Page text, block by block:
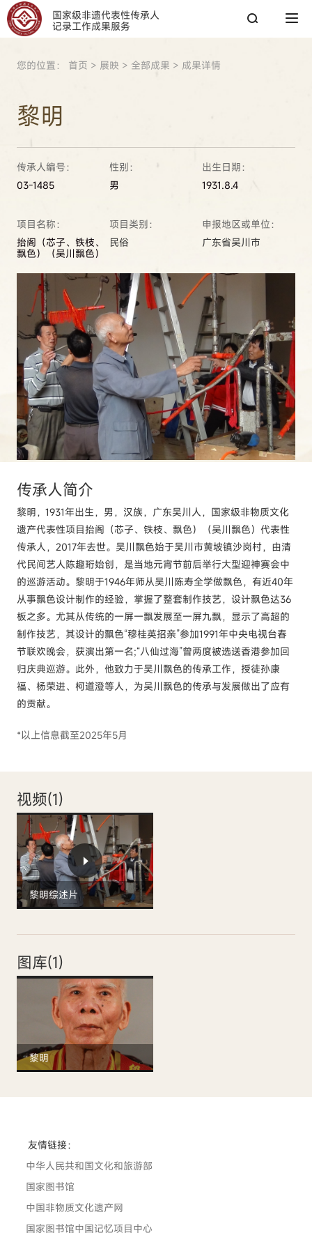
国家级非遗代表性传承人
记录工作成果服务
您的位置： 首页 > 展映 > 全部成果 > 成果详情
黎明
传承人编号：
03-1485
性别：
男
出生日期：
1931.8.4
项目名称：
抬阁（芯子、铁枝、
飘色）（吴川飘色）
项目类别：
民俗
申报地区或单位：
广东省吴川市
传承人简介
黎明，1931年出生，男，汉族，广东吴川人，国家级非物质文化
遗产代表性项目抬阁（芯子、铁枝、飘色）（吴川飘色）代表性
传承人，2017年去世。吴川飘色始于吴川市黄坡镇沙岗村，由清
代民间艺人陈趣珩始创，是当地元宵节前后举行大型迎神赛会中
的巡游活动。黎明于1946年师从吴川陈寿全学做飘色，有近40年
从事飘色设计制作的经验，掌握了整套制作技艺，设计飘色达36
板之多。尤其从传统的一屏一飘发展至一屏九飘，显示了高超的
制作技艺，其设计的飘色“穆桂英招亲”参加1991年中央电视台春
节联欢晚会，获演出第一名;“八仙过海”曾两度被选送香港参加回
归庆典巡游。此外，他致力于吴川飘色的传承工作，授徒孙康
福、杨荣进、柯道澄等人，为吴川飘色的传承与发展做出了应有
的贡献。
*以上信息截至2025年5月
视频(1)
黎明综述片
图库(1)
黎明
热搜关键词： 国家图书馆 非遗工作
友情链接：
中华人民共和国文化和旅游部
国家图书馆
中国非物质文化遗产网
国家图书馆中国记忆项目中心